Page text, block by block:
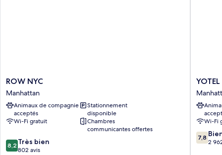
ROW
NYC
Manhattan
ROW NYC
Manhattan
Animaux de compagnie
acceptés
Stationnement
disponible
Wi-Fi gratuit
Chambres
communicantes offertes
8.2
sur
8,2 Très bien
802 avis
YOTEL
New
York
Times
Square
Wi-Fi
7.8
sur
7,8
2